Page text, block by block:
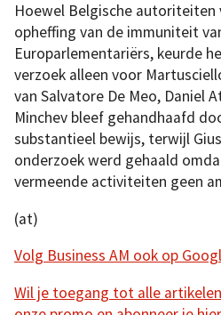
Hoewel Belgische autoriteiten
opheffing van de immuniteit
Europarlementariërs, keurde
verzoek alleen voor
van Salvatore De Meo, Daniel
Minchev bleef gehandhaafd
substantieel bewijs, terwijl
onderzoek werd gehaald
vermeende activiteiten geen
(at)
Volg Business AM ook op
Wil je toegang tot alle